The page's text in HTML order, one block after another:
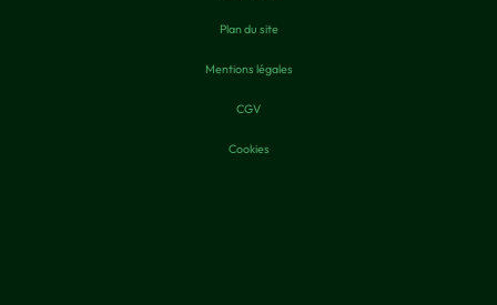
Plan du site
Mentions légales
CGV
Cookies